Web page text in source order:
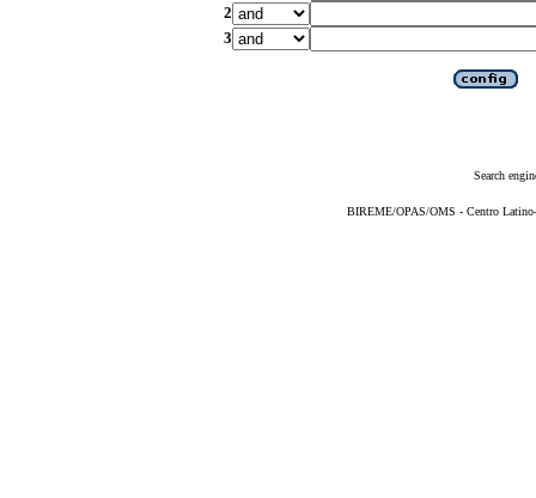
2
3
Search
BIREME/OPAS/OMS - Centro Latino-